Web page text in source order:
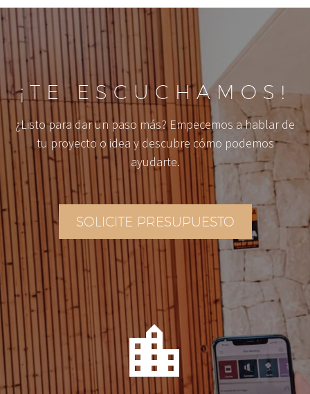
¡TE ESCUCHAMOS!
¿Listo para dar un paso más? Empecemos a hablar de
tu proyecto o idea y descubre cómo podemos
ayudarte.
SOLICITE PRESUPUESTO

